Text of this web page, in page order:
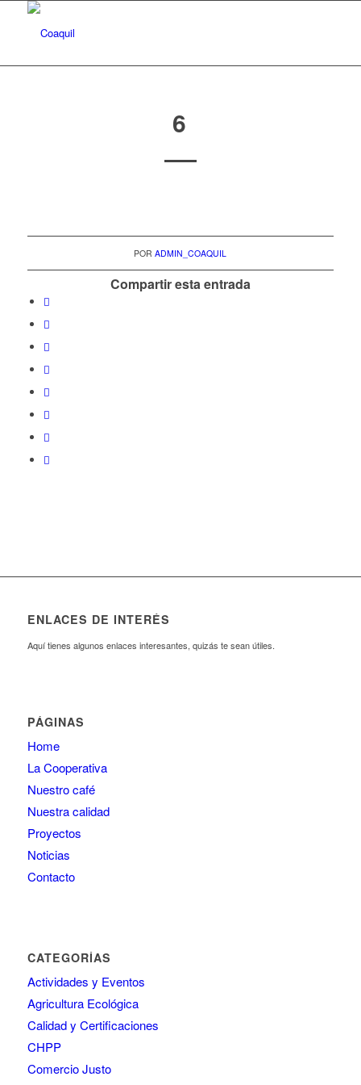
6
PORADMIN_COAQUIL
Compartir esta entrada
ENLACES DE INTERÉS
Aquí tienes algunos enlaces interesantes, quizás te sean útiles.
PÁGINAS
Home
La Cooperativa
Nuestro café
Nuestra calidad
Proyectos
Noticias
Contacto
CATEGORÍAS
Actividades y Eventos
Agricultura Ecológica
Calidad y Certificaciones
CHPP
Comercio Justo